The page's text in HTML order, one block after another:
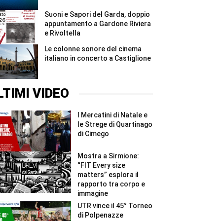
Suoni e Sapori del Garda, doppio
appuntamento a Gardone Riviera
e Rivoltella
Le colonne sonore del cinema
italiano in concerto a Castiglione
VIDEO
I Mercatini di Natale e
le Strege di Quartinago
di Cimego
Mostra a Sirmione:
“FIT Every size
matters” esplora il
rapporto tra corpo e
immagine
UTR vince il 45° Torneo
di Polpenazze